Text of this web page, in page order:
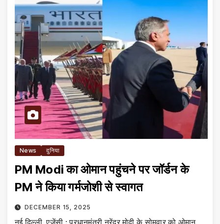
News दुनिया
PM Modi का ओमान पहुंचने पर जॉर्डन के
PM ने किया गर्मजोशी से स्वागत
DECEMBER 15, 2025
नई दिल्ली, एजेंसी : प्रधानमंत्री नरेंद्र मोदी के सोमवार को ओमान